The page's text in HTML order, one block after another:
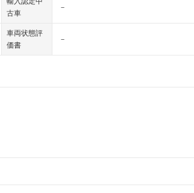
古車
－
車両状態評
価書
－